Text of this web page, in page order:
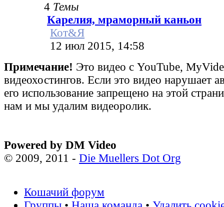
4 Темы
Карелия, мраморный каньон
Кот&Я
12 июл 2015, 14:58
Примечание! Это видео с YouTube,
видеохостингов. Если это видео нарушает
его использование запрещено на этой
нам и мы удалим видеоролик.
Powered by DM Video
© 2009, 2011 - Die Muellers Dot Org
Кошачий форум